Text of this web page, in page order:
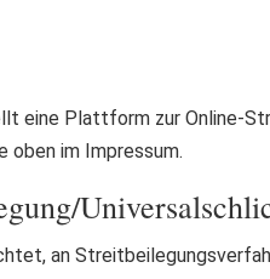
eine Plattform zur Online-
oben im Impressum.
an